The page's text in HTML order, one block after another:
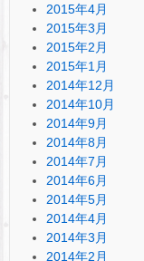
2015年4月
2015年3月
2015年2月
2015年1月
2014年12月
2014年10月
2014年9月
2014年8月
2014年7月
2014年6月
2014年5月
2014年4月
2014年3月
2014年2月